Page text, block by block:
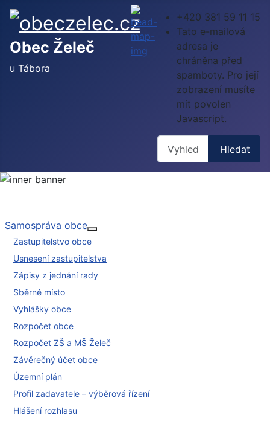
Obec Želeč
u Tábora
+420 381 59 11 15
Tato e-mailová
adresa je
chráněna před
spamboty. Pro její
zobrazení musíte
mít povolen
Javascript.
Hledat
Samospráva obce
Zastupitelstvo obce
Usnesení zastupitelstva
Zápisy z jednání rady
Sběrné místo
Vyhlášky obce
Rozpočet obce
Rozpočet ZŠ a MŠ Želeč
Závěrečný účet obce
Územní plán
Profil zadavatele – výběrová řízení
Hlášení rozhlasu